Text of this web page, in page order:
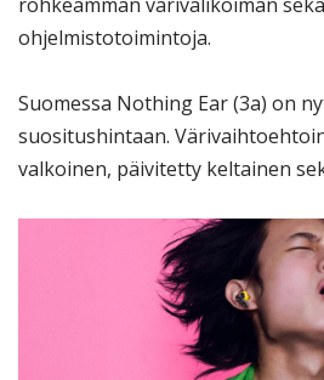
ohjelmistotoimintoja.
Suomessa Nothing Ear (3a) on
suositushintaan.
valkoinen, päivitetty keltainen